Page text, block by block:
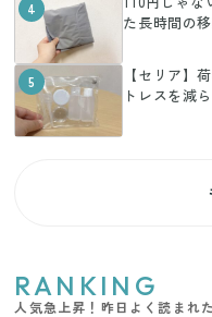
4
た長時間の
5
【セリア】
トレスを減
RANKING
人気急上昇！昨日よく読まれ